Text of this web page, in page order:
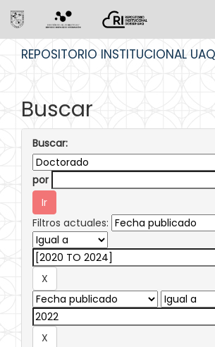
REPOSITORIO INSTITUCIONAL UAQ
Buscar
Buscar:
por
Filtros actuales: